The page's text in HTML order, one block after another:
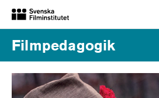
Filmpedagogik